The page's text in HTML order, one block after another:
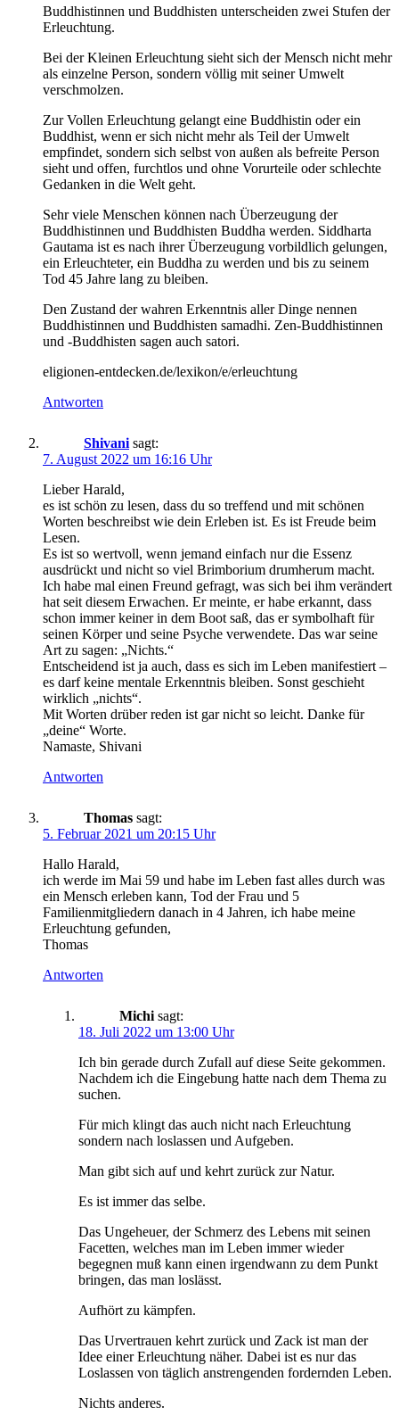
Buddhistinnen und Buddhisten unterscheiden zwei Stufen der
Erleuchtung.
Bei der Kleinen Erleuchtung sieht sich der Mensch nicht mehr
als einzelne Person, sondern völlig mit seiner Umwelt
verschmolzen.
Zur Vollen Erleuchtung gelangt eine Buddhistin oder ein
Buddhist, wenn er sich nicht mehr als Teil der Umwelt
empfindet, sondern sich selbst von außen als befreite Person
sieht und offen, furchtlos und ohne Vorurteile oder schlechte
Gedanken in die Welt geht.
Sehr viele Menschen können nach Überzeugung der
Buddhistinnen und Buddhisten Buddha werden. Siddharta
Gautama ist es nach ihrer Überzeugung vorbildlich gelungen,
ein Erleuchteter, ein Buddha zu werden und bis zu seinem
Tod 45 Jahre lang zu bleiben.
Den Zustand der wahren Erkenntnis aller Dinge nennen
Buddhistinnen und Buddhisten samadhi. Zen-Buddhistinnen
und -Buddhisten sagen auch satori.
eligionen-entdecken.de/lexikon/e/erleuchtung
Antworten
Shivani sagt:
7. August 2022 um 16:16 Uhr
Lieber Harald,
es ist schön zu lesen, dass du so treffend und mit schönen
Worten beschreibst wie dein Erleben ist. Es ist Freude beim
Lesen.
Es ist so wertvoll, wenn jemand einfach nur die Essenz
ausdrückt und nicht so viel Brimborium drumherum macht.
Ich habe mal einen Freund gefragt, was sich bei ihm verändert
hat seit diesem Erwachen. Er meinte, er habe erkannt, dass
schon immer keiner in dem Boot saß, das er symbolhaft für
seinen Körper und seine Psyche verwendete. Das war seine
Art zu sagen: „Nichts.“
Entscheidend ist ja auch, dass es sich im Leben manifestiert –
es darf keine mentale Erkenntnis bleiben. Sonst geschieht
wirklich „nichts“.
Mit Worten drüber reden ist gar nicht so leicht. Danke für
„deine“ Worte.
Namaste, Shivani
Antworten
Thomas sagt:
5. Februar 2021 um 20:15 Uhr
Hallo Harald,
ich werde im Mai 59 und habe im Leben fast alles durch was
ein Mensch erleben kann, Tod der Frau und 5
Familienmitgliedern danach in 4 Jahren, ich habe meine
Erleuchtung gefunden,
Thomas
Antworten
Michi sagt:
18. Juli 2022 um 13:00 Uhr
Ich bin gerade durch Zufall auf diese Seite gekommen.
Nachdem ich die Eingebung hatte nach dem Thema zu
suchen.
Für mich klingt das auch nicht nach Erleuchtung
sondern nach loslassen und Aufgeben.
Man gibt sich auf und kehrt zurück zur Natur.
Es ist immer das selbe.
Das Ungeheuer, der Schmerz des Lebens mit seinen
Facetten, welches man im Leben immer wieder
begegnen muß kann einen irgendwann zu dem Punkt
bringen, das man loslässt.
Aufhört zu kämpfen.
Das Urvertrauen kehrt zurück und Zack ist man der
Idee einer Erleuchtung näher. Dabei ist es nur das
Loslassen von täglich anstrengenden fordernden Leben.
Nichts anderes.